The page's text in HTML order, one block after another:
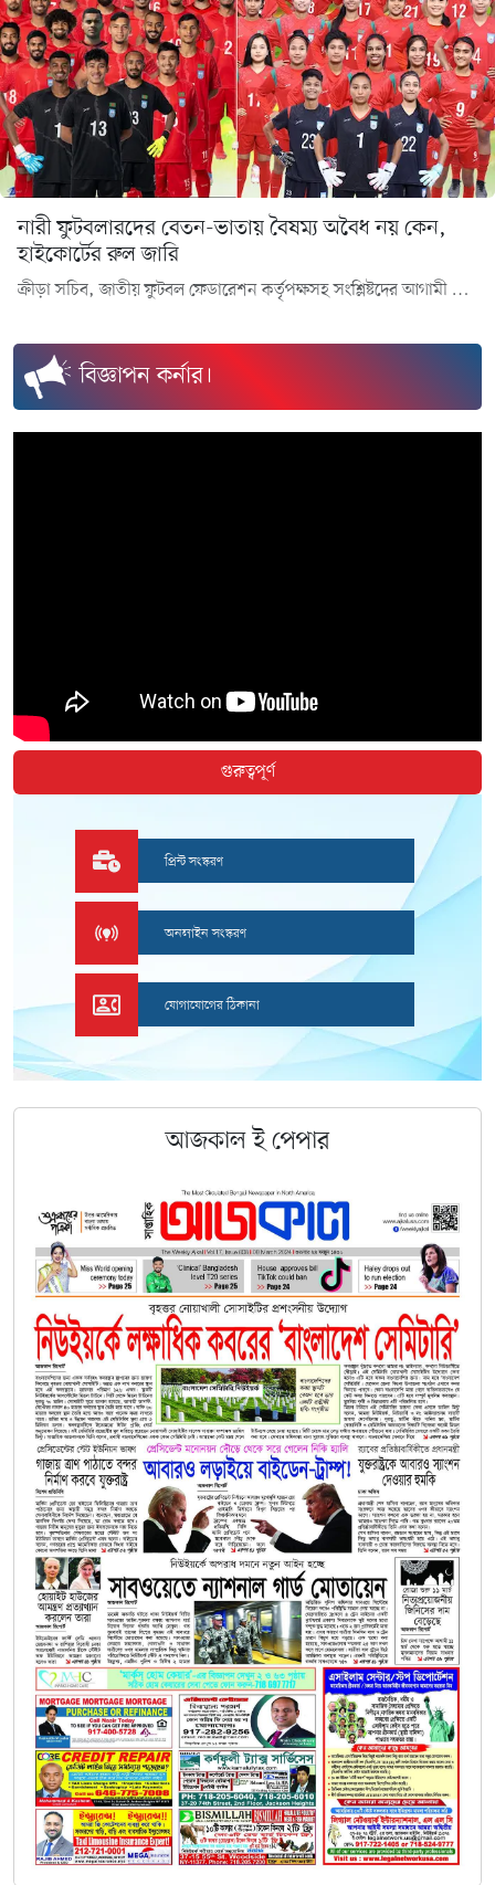
নারী ফুটবলারদের বেতন-ভাতায় বৈষম্য অবৈধ নয় কেন,
হাইকোর্টের রুল জারি
ক্রীড়া সচিব, জাতীয় ফুটবল ফেডারেশন কর্তৃপক্ষসহ সংশ্লিষ্টদের আগামী চার সপ্তাহের মধ্যে রুলের জবাব দিতে বলা হয়েছে।
বিজ্ঞাপন কর্নার।
গুরুত্বপূর্ণ
প্রিন্ট সংস্করণ
অনলাইন সংস্করণ
যোগাযোগের ঠিকানা
আজকালইপেপার